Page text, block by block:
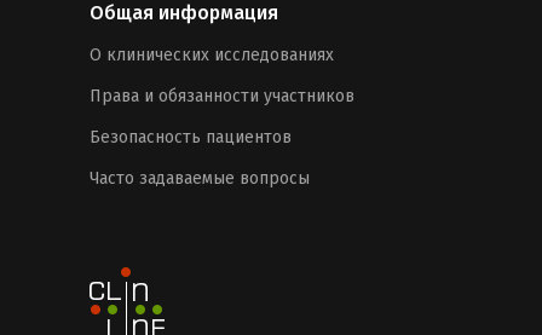
Общая информация
О клинических исследованиях
Права и обязанности участников
Безопасность пациентов
Часто задаваемые вопросы